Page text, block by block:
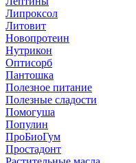
Липроксол
Литовит
Новопротеин
Нутрикон
Оптисорб
Пантошка
Полезное питание
Полезные сладости
Помогуша
Популин
ПроБиоГум
Простадонт